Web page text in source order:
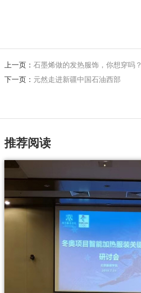
上一页： 石墨烯做的发热服饰，你想穿吗？
下一页： 元然走进新疆中国石油西部
推荐阅读